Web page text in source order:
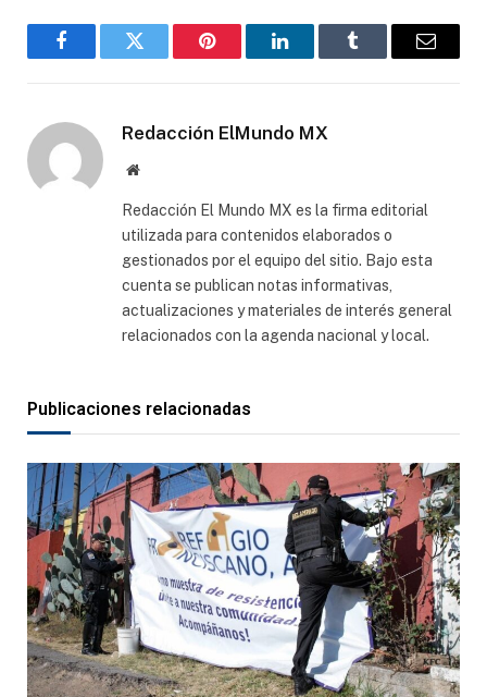
FacebookGorjeo Pinterest LinkedInTumblr
Correo
Redacción ElMundo MX
Sitio
Redacción El Mundo MX es la firma editorial
utilizada para contenidos elaborados o
gestionados por el equipo del sitio. Bajo esta
cuenta se publican notas informativas,
actualizaciones y materiales de interés general
relacionados con la agenda nacional y local.
Publicaciones relacionadas